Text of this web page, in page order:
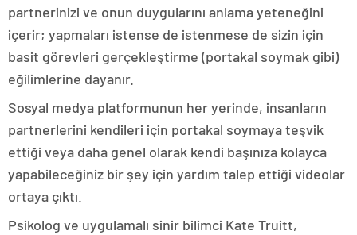
partnerinizi ve onun duygularını anlama yeteneğini
içerir; yapmaları istense de istenmese de sizin için
basit görevleri gerçekleştirme (portakal soymak gibi)
eğilimlerine dayanır.
Sosyal medya platformunun her yerinde, insanların
partnerlerini kendileri için portakal soymaya teşvik
ettiği veya daha genel olarak kendi başınıza kolayca
yapabileceğiniz bir şey için yardım talep ettiği videolar
ortaya çıktı.
Psikolog ve uygulamalı sinir bilimci Kate Truitt,